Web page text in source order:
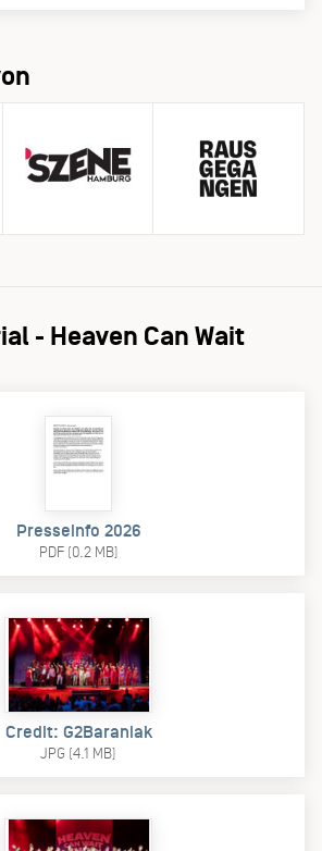
- Heaven Can Wait
Presseinfo 2026
PDF (0.2 MB)
Credit: G2Baraniak
JPG (4.1 MB)